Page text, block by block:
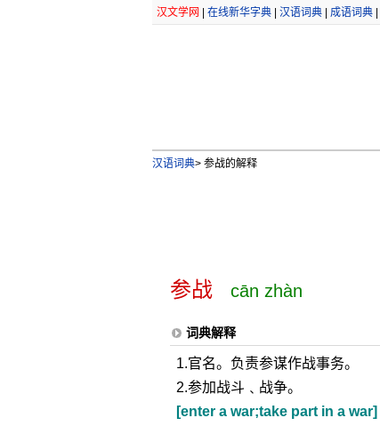
汉文学网 在线新华字典| 汉语词典| 成语词典|
汉语词典>参战的解释
参战 cān zhàn
词典解释
1.官名。负责参谋作战事务。
2.参加战斗﹑战争。
[enter a war;take part in a war]